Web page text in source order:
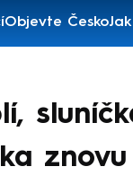
Objevte Česko